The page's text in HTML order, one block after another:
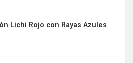
Lichi Rojo con Rayas Azules